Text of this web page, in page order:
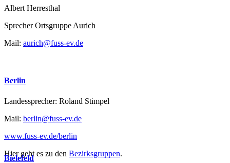
Albert Herresthal
Sprecher Ortsgruppe Aurich
Mail: aurich@fuss-ev.de
Berlin
Landessprecher: Roland Stimpel
Mail: berlin@fuss-ev.de
www.fuss-ev.de/berlin
Hier geht es zu den Bezirksgruppen.
Bielefeld